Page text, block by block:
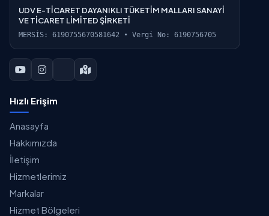
UDV E-TİCARET DAYANIKLI TÜKETİM MALLARI SANAYİ
VE TİCARET LİMİTED ŞİRKETİ
MERSİS: 6190755670581642 • Vergi No: 6190756705
Hızlı Erişim
Anasayfa
Hakkımızda
İletişim
Hizmetlerimiz
Markalar
Hizmet Bölgeleri